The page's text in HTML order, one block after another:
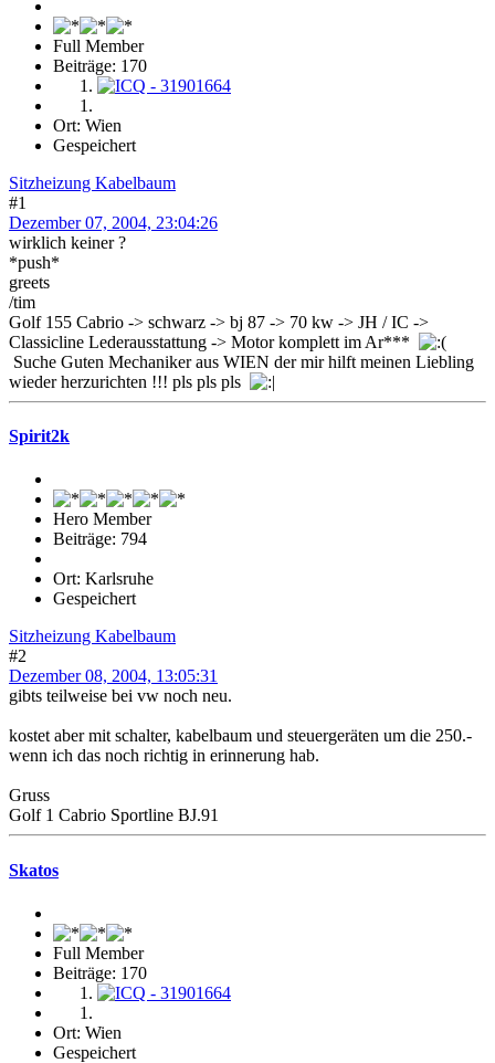
Full Member
Beiträge: 170
Ort: Wien
Gespeichert
Sitzheizung Kabelbaum
#1
Dezember 07, 2004, 23:04:26
wirklich keiner ?
*push*
greets
/tim
Golf 155 Cabrio -> schwarz -> bj 87 -> 70 kw -> JH / IC ->
Classicline Lederausstattung -> Motor komplett im Ar***
Suche Guten Mechaniker aus WIEN der mir hilft meinen Liebling
wieder herzurichten !!! pls pls pls
Spirit2k
Hero Member
Beiträge: 794
Ort: Karlsruhe
Gespeichert
Sitzheizung Kabelbaum
#2
Dezember 08, 2004, 13:05:31
gibts teilweise bei vw noch neu.
kostet aber mit schalter, kabelbaum und steuergeräten um die 250.-
wenn ich das noch richtig in erinnerung hab.
Gruss
Golf 1 Cabrio Sportline BJ.91
Skatos
Full Member
Beiträge: 170
Ort: Wien
Gespeichert